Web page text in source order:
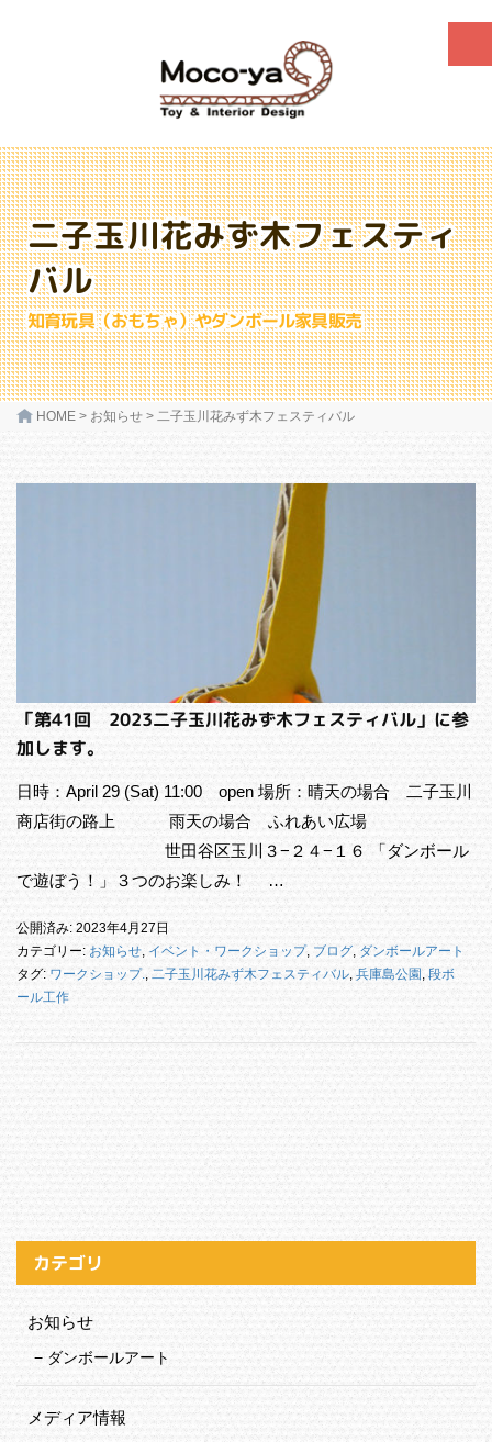
二子玉川花みず木フェスティ
バル
知育玩具（おもちゃ）やダンボール家具販売
HOME > お知らせ > 二子玉川花みず木フェスティバル
「第41回 2023二子玉川花みず木フェスティバル」に参
加します。
日時：April 29 (Sat) 11:00 open 場所：晴天の場合 二子玉川
商店街の路上 雨天の場合 ふれあい広場
世田谷区玉川３−２４−１６ 「ダンボール
で遊ぼう！」３つのお楽しみ！ …
公開済み: 2023年4月27日
カテゴリー: お知らせ, イベント・ワークショップ, ブログ, ダンボールアート
タグ: ワークショップ., 二子玉川花みず木フェスティバル, 兵庫島公園 , 段ボ
ール工作
カテゴリ
お知らせ
ダンボールアート
メディア情報